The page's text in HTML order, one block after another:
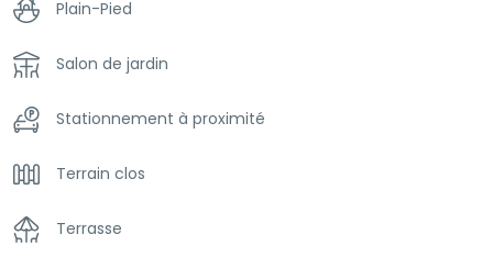
Plain-Pied
Salon de jardin
Stationnement à proximité
Terrain clos
Terrasse